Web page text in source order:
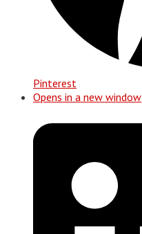
Pinterest
Opens in a new window